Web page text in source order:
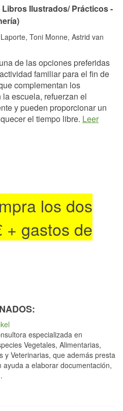
Ilustrados/ Prácticos -
Toni Monne, Astrid van
de las opciones preferidas
familiar para el fin de
complementan los
escuela, refuerzan el
y pueden proporcionar un
el tiempo libre. Leer
los dos
+ gastos de
especializada en
Vegetales, Alimentarias,
y Veterinarias, que además presta
ayuda a elaborar documentación,